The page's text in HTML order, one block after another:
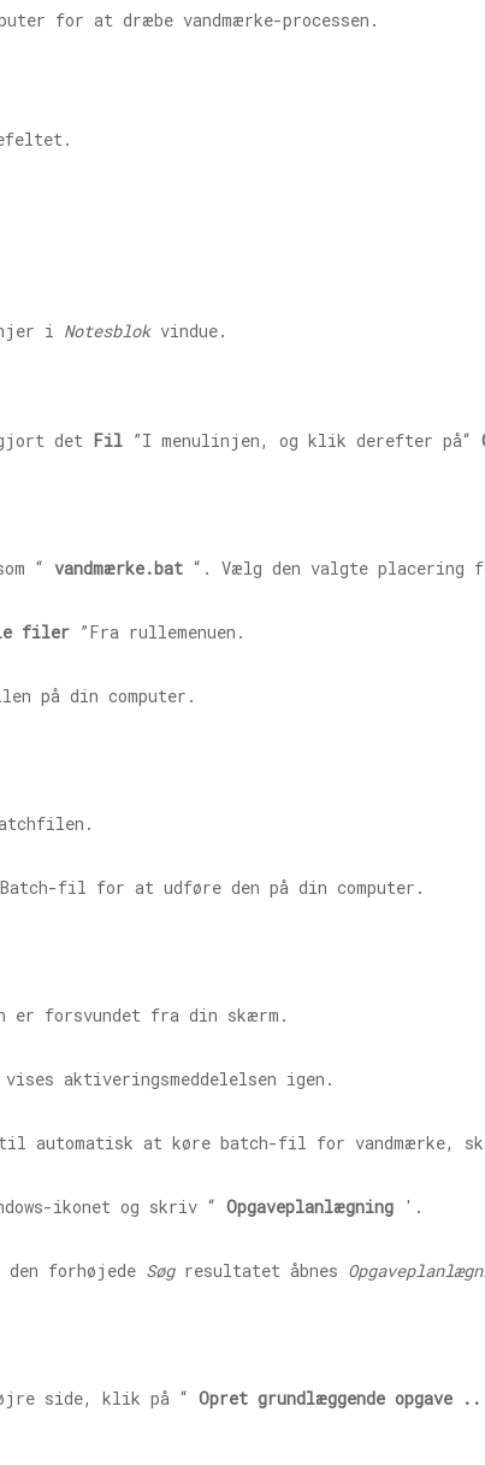
for at dræbe vandmærke-processen.
i Notesblokvindue.
det Fil ”I menulinjen, og klik derefter på“
“ vandmærke.bat “. Vælg den valgte placering
filer ”Fra rullemenuen.
på din computer.
fil for at udføre den på din computer.
er forsvundet fra din skærm.
aktiveringsmeddelelsen igen.
til automatisk at køre batch-fil for vandmærke,
ikonet og skriv “ Opgaveplanlægning '.
den forhøjede Søgresultatet åbnes
side, klik på “ Opret grundlæggende opgave